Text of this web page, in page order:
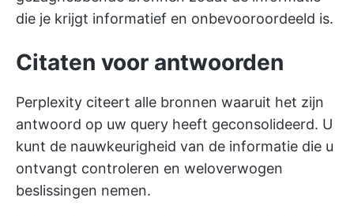
die je krijgt informatief en onbevooroordeeld is.
Citaten voor antwoorden
Perplexity citeert alle bronnen waaruit het zijn
antwoord op uw query heeft geconsolideerd. U
kunt de nauwkeurigheid van de informatie die u
ontvangt controleren en weloverwogen
beslissingen nemen.